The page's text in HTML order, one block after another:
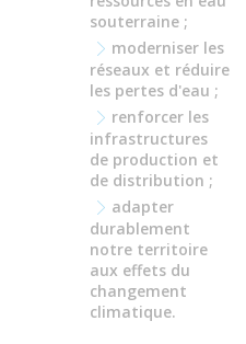
souterraine ;
moderniser les
réseaux et réduire
les pertes d'eau ;
renforcer les
infrastructures
de production et
de distribution ;
adapter
durablement
notre territoire
aux effets du
changement
climatique.